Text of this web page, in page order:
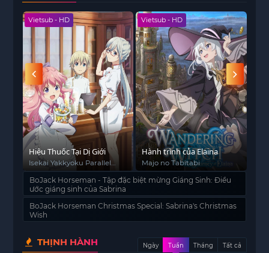
Vietsub - HD
Hiệu Thuốc Tại Dị Giới
Isekai Yakkyoku Parallel
World Pharmacy
Vietsub - HD
Hành trình của Elaina
Majo no Tabitabi
BoJack Horseman - Tập đặc biệt mừng Giáng Sinh: Điều
ước giáng sinh của Sabrina
BoJack Horseman Christmas Special: Sabrina's Christmas
Wish
THỊNH HÀNH Ngày Tuần Tháng Tất cả